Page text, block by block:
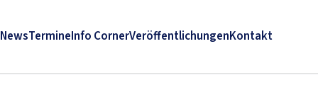
NewsTermineInfo CornerVeröffentlichungenKontakt